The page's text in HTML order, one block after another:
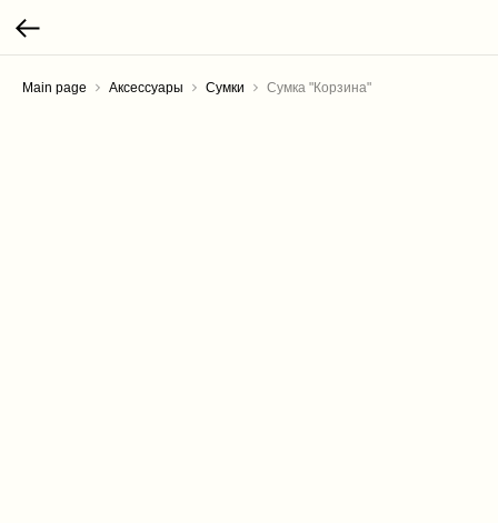
Main page Аксессуары Сумки Сумка "Корзина"